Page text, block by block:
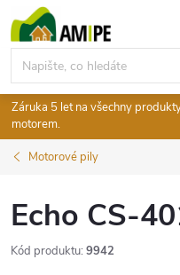
na
obsah
Záruka 5 let na všechny
motorem.
Motorové pily
Echo CS-
Kód produktu: 9942